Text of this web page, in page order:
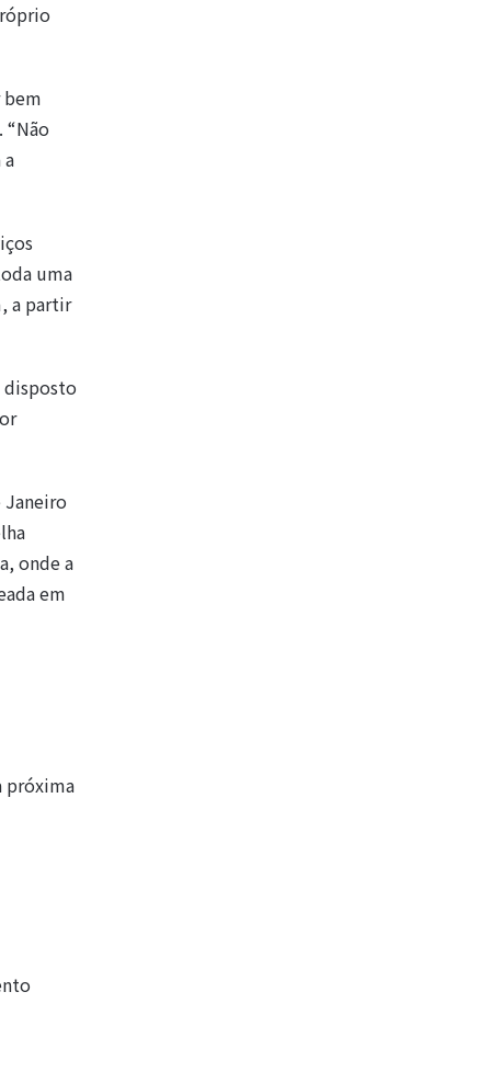
bem
“Não
uma
a partir
disposto
Janeiro
onde a
em
próxima